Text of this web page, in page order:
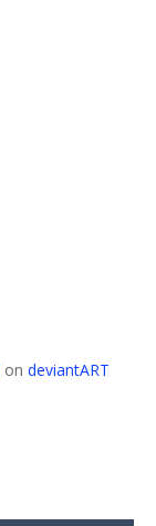
on deviantART